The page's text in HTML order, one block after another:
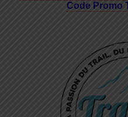
Code Promo